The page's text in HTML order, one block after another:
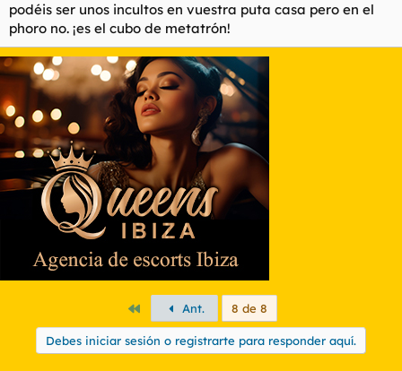
podéis ser unos incultos en vuestra puta casa pero en el
phoro no. ¡es el cubo de metatrón!
PrimeroAnt. 8 de 8
Debes iniciar sesión o registrarte para responder aquí.